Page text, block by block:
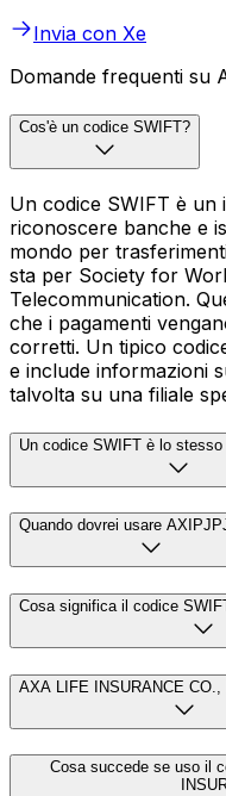
Invia con Xe
Domande frequenti su
Cos'è un codice SWIFT?
Un codice SWIFT è
riconoscere banche e
mondo per
sta per Society for
Telecommunication.
che i pagamenti
corretti. Un tipico
e include informazioni
talvolta su una filiale
Un codice SWIFT è lo
Quando dovrei usare
Cosa significa il codice
AXA LIFE INSURANCE CO.,
Cosa succede se uso il